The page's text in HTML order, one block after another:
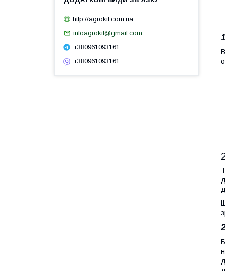
http://agrokit.com.ua
infoagrokit@gmail.com
+380961093161
+380961093161